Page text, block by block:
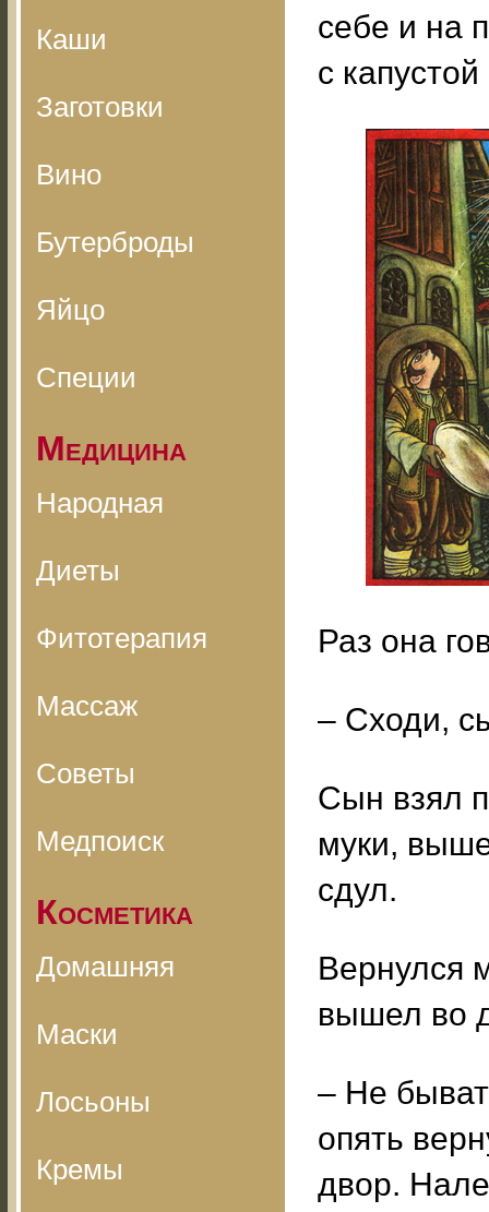
Каши
Заготовки
Вино
Бутерброды
Яйцо
Специи
Медицина
Народная
Диеты
Фитотерапия
Массаж
Советы
Медпоиск
Косметика
Домашняя
Маски
Лосьоны
Кремы
себе и на
с
Раз она
– Сходи,
Сын взял
муки,
сдул.
Вернулся
вышел во
– Не
опять
двор.